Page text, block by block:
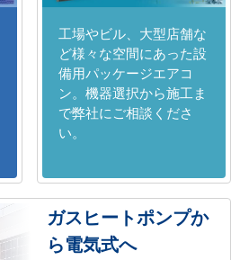
工場やビル、大型店舗な
ど様々な空間にあった設
備用パッケージエアコ
ン。機器選択から施工ま
で弊社にご相談くださ
い。
ガスヒートポンプか
ら電気式へ